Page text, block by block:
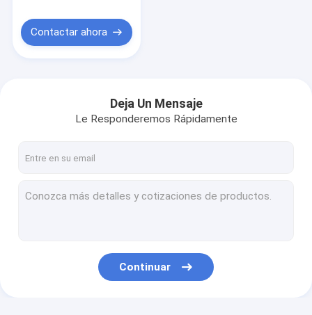
Sobre nosotros
Contacto
Inversor de baja fricción
Contactar ahora
Deja Un Mensaje
Le Responderemos Rápidamente
Continuar